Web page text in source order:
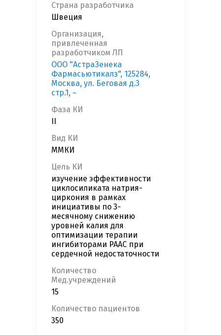
Страна разработчика
Швеция
Организация,
привлеченная
разработчиком ЛП
ООО "АстраЗенека
Фармасьютикалз", 125284,
Москва, ул. Беговая д.3
стр.1, ~
Фаза КИ
Вид КИ
ММКИ
Цель КИ
изучение эффективности
циклосиликата натрия-
циркония в рамках
инициативы по 3-
месячному снижению
уровней калия для
оптимизации терапии
ингибиторами РААС при
сердечной недостаточности
Количество
Мед.учреждений
15
Количество пациентов
350